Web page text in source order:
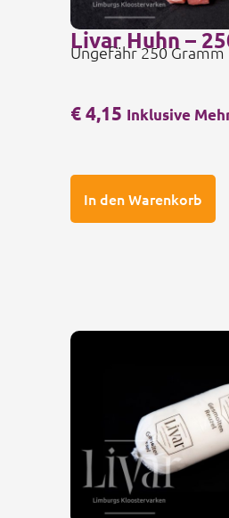
€4,15 Inklusive
In den Warenkorb
Livar Huhn –
Ungefähr 250 Gramm